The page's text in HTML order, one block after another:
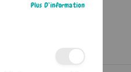
Plus D’information